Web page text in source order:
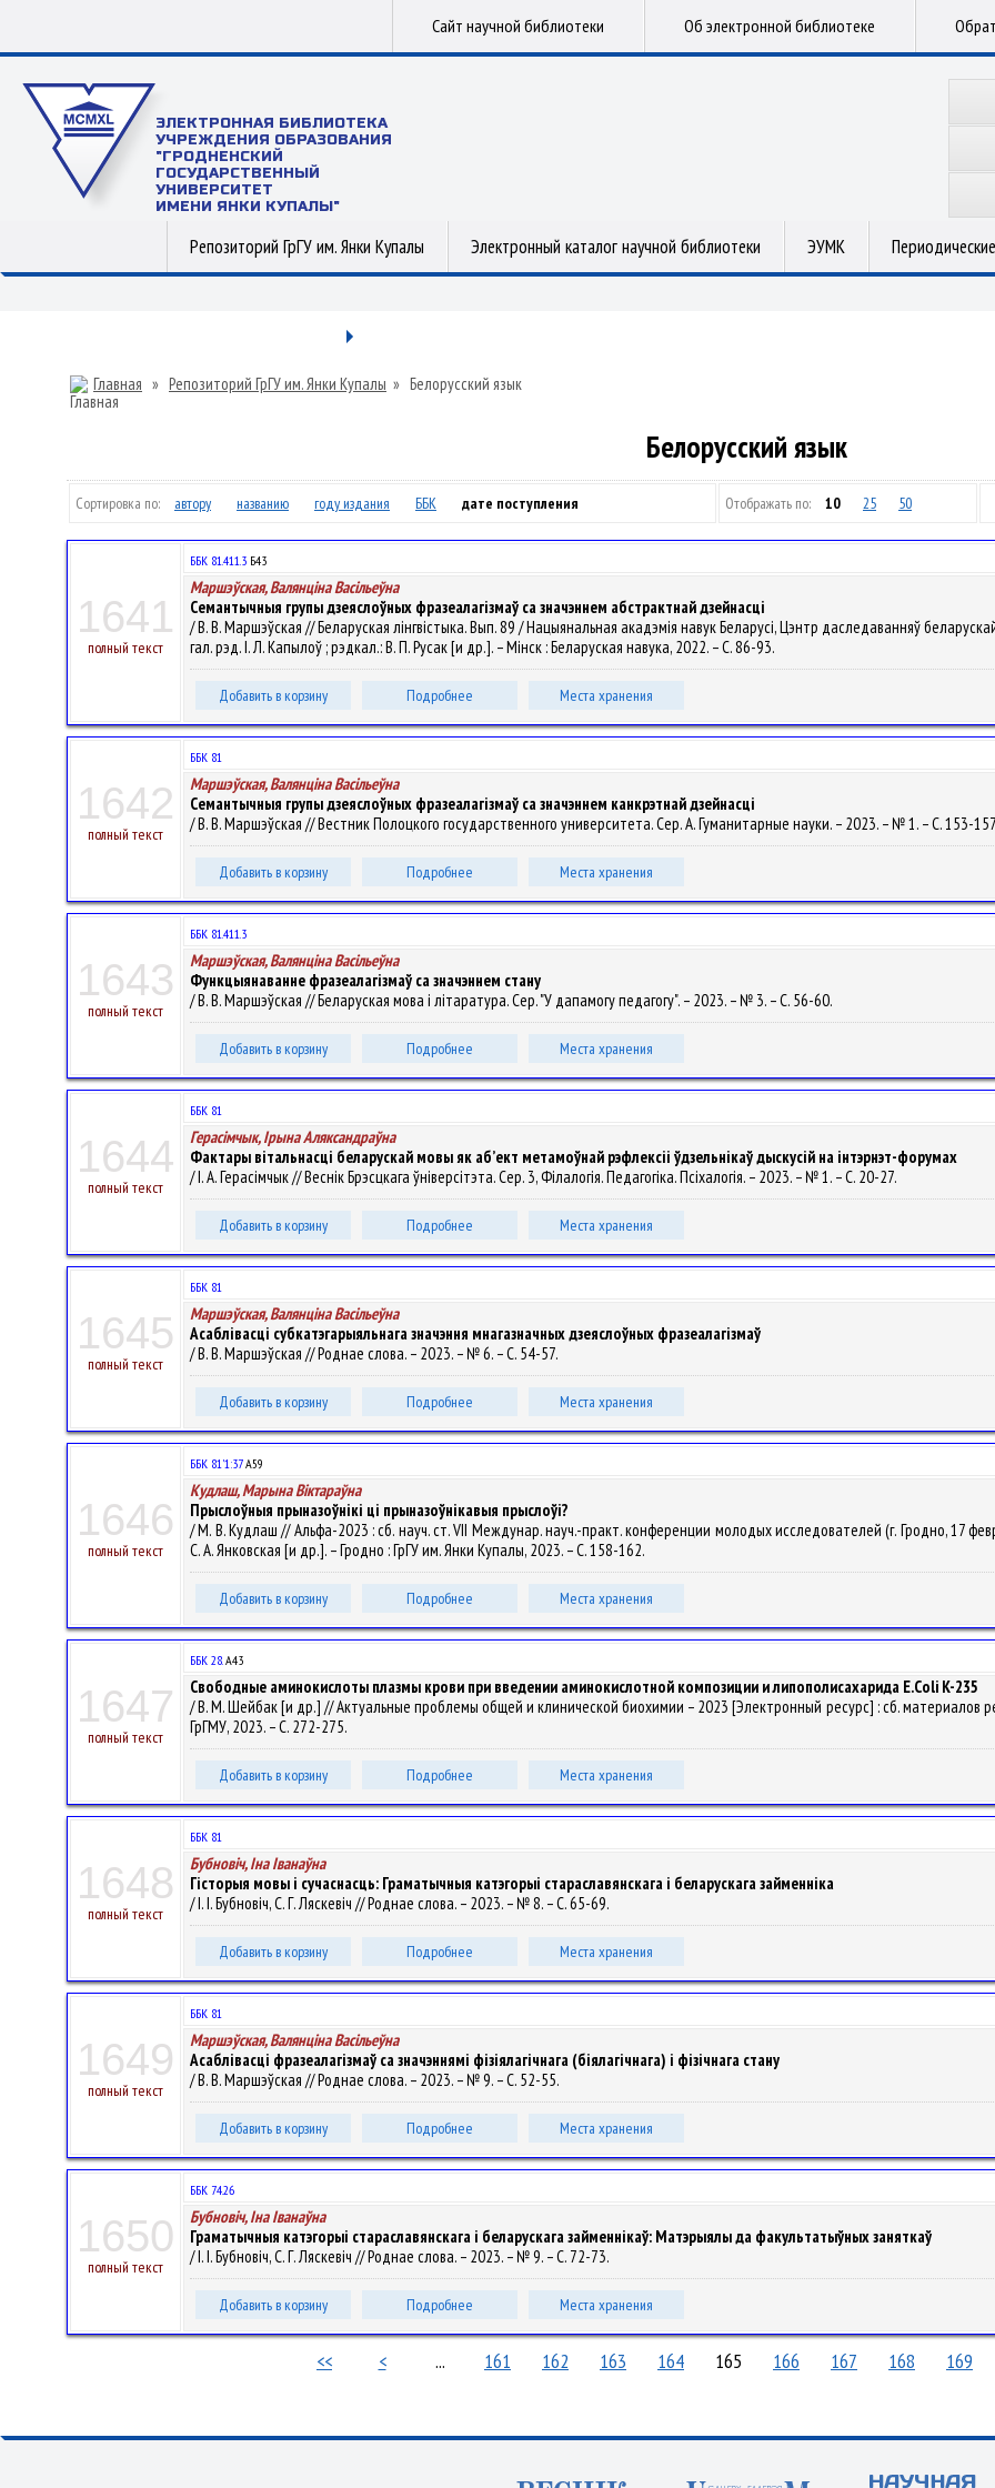
Сайт научной библиотеки Об электронной библиотеке
ЭЛЕКТРОННАЯ БИБЛИОТЕКА
УЧРЕЖДЕНИЯ ОБРАЗОВАНИЯ
"ГРОДНЕНСКИЙ
ГОСУДАРСТВЕННЫЙ
УНИВЕРСИТЕТ
ИМЕНИ ЯНКИ КУПАЛЫ"
Репозиторий ГрГУ им. Янки Купалы Электронный каталог научной библиотеки ЭУМК
Главная » Репозиторий ГрГУ им. Янки Купалы » Белорусский язык
Белорусский язык
Сортировка по: автору названию году издания ББК дате поступления Отображать по: 10 25 50
1641
полный текст
ББК 81.411.3 Б43
Маршэўская, Валянцiна Васiльеўна
Семантычныя групы дзеяслоўных фразеалагізмаў са значэннем абстрактнай дзейнасці
/ В. В. Маршэўская // Беларуская лінгвістыка. Вып. 89 / Нацыянальная акадэмія навук Беларусі, Цэнтр даследаванняў
гал. рэд. І. Л. Капылоў ; рэдкал.: В. П. Русак [и др.]. – Мінск : Беларуская навука, 2022. – С. 86-93.
Добавить в корзину Подробнее Места хранения
1642
полный текст
ББК 81
Маршэўская, Валянцiна Васiльеўна
Семантычныя групы дзеяслоўных фразеалагізмаў са значэннем канкрэтнай дзейнасці
/ В. В. Маршэўская // Вестник Полоцкого государственного университета. Сер. A. Гуманитарные науки. – 2023. – № 1. – С. 153-
Добавить в корзину Подробнее Места хранения
1643
полный текст
ББК 81.411.3
Маршэўская, Валянцiна Васiльеўна
Функцыянаванне фразеалагізмаў са значэннем стану
/ В. В. Маршэўская // Беларуская мова і літаратура. Сер. "У дапамогу педагогу". – 2023. – № 3. – С. 56-60.
Добавить в корзину Подробнее Места хранения
1644
полный текст
ББК 81
Герасімчык, Ірына Аляксандраўна
Фактары вітальнасці беларускай мовы як аб’ект метамоўнай рэфлексіі ўдзельнікаў дыскусій на інтэрнэт-форумах
/ І. А. Герасімчык // Веснік Брэсцкага ўніверсітэта. Сер. 3, Філалогія. Педагогіка. Псіхалогія. – 2023. – № 1. – С. 20-27.
Добавить в корзину Подробнее Места хранения
1645
полный текст
ББК 81
Маршэўская, Валянцiна Васiльеўна
Асаблівасці субкатэгарыяльнага значэння мнагазначных дзеяслоўных фразеалагізмаў
/ В. В. Маршэўская // Роднае слова. – 2023. – № 6. – С. 54-57.
Добавить в корзину Подробнее Места хранения
1646
полный текст
ББК 81'1:37А59
Кудлаш, Марына Віктараўна
Прыслоўныя прыназоўнікі ці прыназоўнікавыя прыслоўі?
/ М. В. Кудлаш // Альфа-2023 : сб. науч. ст. VII Междунар. науч.-практ. конференции молодых исследователей (г. Гродно, 17
С. А. Янковская [и др.]. – Гродно : ГрГУ им. Янки Купалы, 2023. – С. 158-162.
Добавить в корзину Подробнее Места хранения
1647
полный текст
ББК 28.А43
Свободные аминокислоты плазмы крови при введении аминокислотной композиции и липополисахарида E.Cоli K-235
/ В. М. Шейбак [и др.] // Актуальные проблемы общей и клинической биохимии – 2023 [Электронный ресурс] : сб. материалов
ГрГМУ, 2023. – С. 272-275.
Добавить в корзину Подробнее Места хранения
1648
полный текст
ББК 81
Бубновіч, Іна Іванаўна
Гісторыя мовы і сучаснасць: Граматычныя катэгорыі стараславянскага і беларускага займенніка
/ І. І. Бубновіч, С. Г. Ляскевіч // Роднае слова. – 2023. – № 8. – С. 65-69.
Добавить в корзину Подробнее Места хранения
1649
полный текст
ББК 81
Маршэўская, Валянцiна Васiльеўна
Асаблівасці фразеалагізмаў са значэннямі фізіялагічнага (біялагічнага) і фізічнага стану
/ В. В. Маршэўская // Роднае слова. – 2023. – № 9. – С. 52-55.
Добавить в корзину Подробнее Места хранения
1650
полный текст
ББК 74.26
Бубновіч, Іна Іванаўна
Граматычныя катэгорыі стараславянскага і беларускага займеннікаў: Матэрыялы да факультатыўных заняткаў
/ І. І. Бубновіч, С. Г. Ляскевіч // Роднае слова. – 2023. – № 9. – С. 72-73.
Добавить в корзину Подробнее Места хранения
<< < ... 161 162 163 164 165 166 167 168 169